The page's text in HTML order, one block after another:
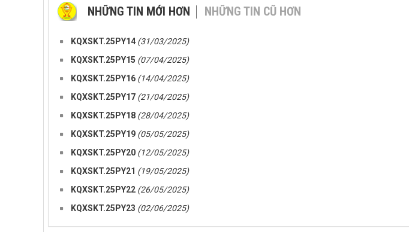
NHỮNG TIN MỚI HƠN NHỮNG TIN CŨ HƠN
KQXSKT.25PY14 (31/03/2025)
KQXSKT.25PY15 (07/04/2025)
KQXSKT.25PY16 (14/04/2025)
KQXSKT.25PY17 (21/04/2025)
KQXSKT.25PY18 (28/04/2025)
KQXSKT.25PY19 (05/05/2025)
KQXSKT.25PY20 (12/05/2025)
KQXSKT.25PY21 (19/05/2025)
KQXSKT.25PY22 (26/05/2025)
KQXSKT.25PY23 (02/06/2025)